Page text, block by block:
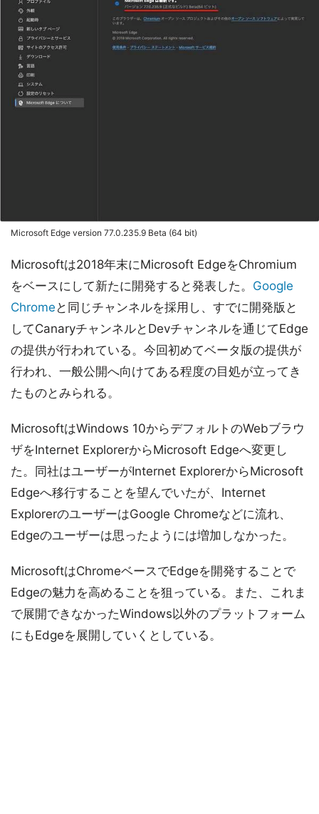
Microsoft Edge version 77.0.235.9 Beta (64 bit)
Microsoftは2018年末にMicrosoft EdgeをChromium
をベースにして新たに開発すると発表した。 Google
Chrome と同じチャンネルを採用し、すでに開発版と
してCanaryチャンネルとDevチャンネルを通じてEdge
の提供が行われている。今回初めてベータ版の提供が
行われ、一般公開へ向けてある程度の目処が立ってき
たものとみられる。
MicrosoftはWindows 10からデフォルトのWebブラウ
ザをInternet ExplorerからMicrosoft Edgeへ変更し
た。同社はユーザーがInternet ExplorerからMicrosoft
Edgeへ移行することを望んでいたが、Internet
ExplorerのユーザーはGoogle Chromeなどに流れ、
Edgeのユーザーは思ったようには増加しなかった。
MicrosoftはChromeベースでEdgeを開発することで
Edgeの魅力を高めることを狙っている。また、これま
で展開できなかったWindows以外のプラットフォーム
にもEdgeを展開していくとしている。